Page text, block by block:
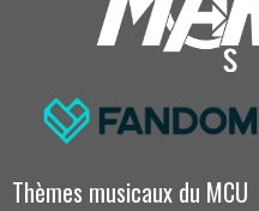
Thèmes musicaux du MCU